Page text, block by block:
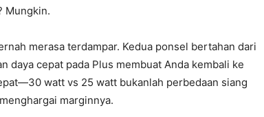
Mungkin.
merasa terdampar. Kedua ponsel bertahan dari
daya cepat pada Plus membuat Anda kembali ke
watt vs 25 watt bukanlah perbedaan siang
marginnya.